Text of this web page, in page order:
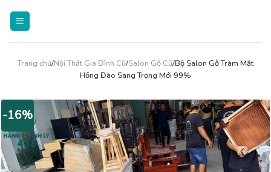
Trang chủ/Nội Thất Gia Đình Cũ/Salon Gỗ Cũ/Bộ Salon Gỗ Tràm Mặt
Hồng Đào Sang Trọng Mới 99%
-16%